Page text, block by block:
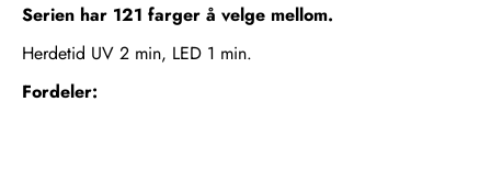
Serien har 121 farger å velge mellom.
Herdetid UV 2 min, LED 1 min.
Fordeler: